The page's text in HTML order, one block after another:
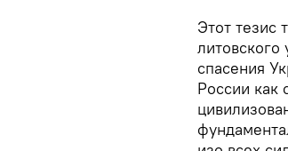
Этот тезис
спасения
России как